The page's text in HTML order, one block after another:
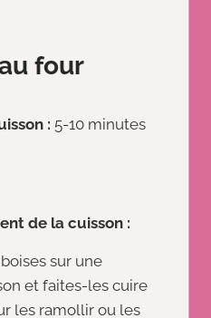
four
: 5-10 minutes
de la cuisson :
sur une
et faites-les cuire
les ramollir ou les